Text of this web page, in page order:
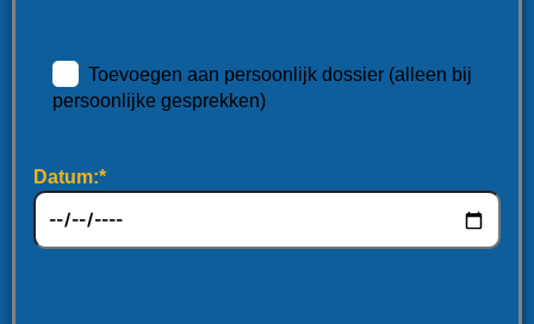
Toevoegen aan persoonlijk dossier (alleen bij
persoonlijke gesprekken)
Datum:*